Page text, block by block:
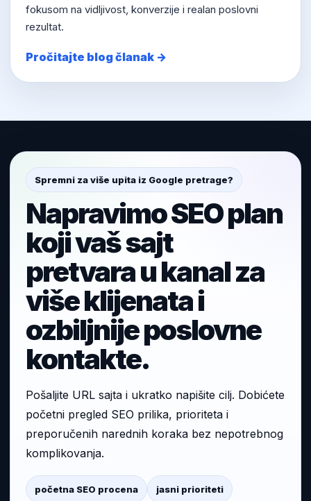
fokusom na vidljivost, konverzije i realan poslovni
rezultat.
Pročitajte blog članak →
Spremni za više upita iz Google pretrage?
Napravimo SEO plan
koji vaš sajt
pretvara u kanal za
više klijenata i
ozbiljnije poslovne
kontakte.
Pošaljite URL sajta i ukratko napišite cilj. Dobićete
početni pregled SEO prilika, prioriteta i
preporučenih narednih koraka bez nepotrebnog
komplikovanja.
početna SEO procena jasni prioriteti